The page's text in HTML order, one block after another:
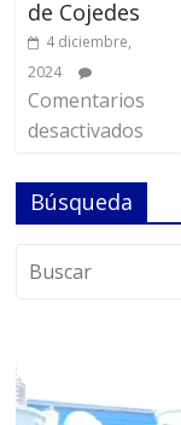
de Cojedes
4 diciembre,
2024
Comentarios
desactivados
Búsqueda